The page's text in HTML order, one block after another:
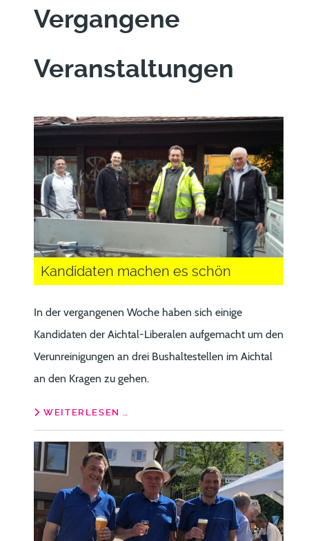
Vergangene
Veranstaltungen
Kandidaten machen es schön
In der vergangenen Woche haben sich einige
Kandidaten der Aichtal-Liberalen aufgemacht um den
Verunreinigungen an drei Bushaltestellen im Aichtal
an den Kragen zu gehen.
WEITERLESEN …